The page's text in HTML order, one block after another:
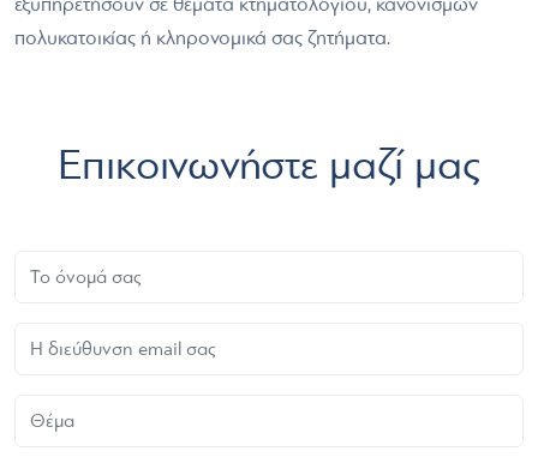
πολυκατοικίας ή κληρονομικά σας ζητήματα.
Επικοινωνήστε μαζί μας